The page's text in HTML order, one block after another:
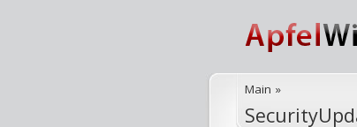
Main »